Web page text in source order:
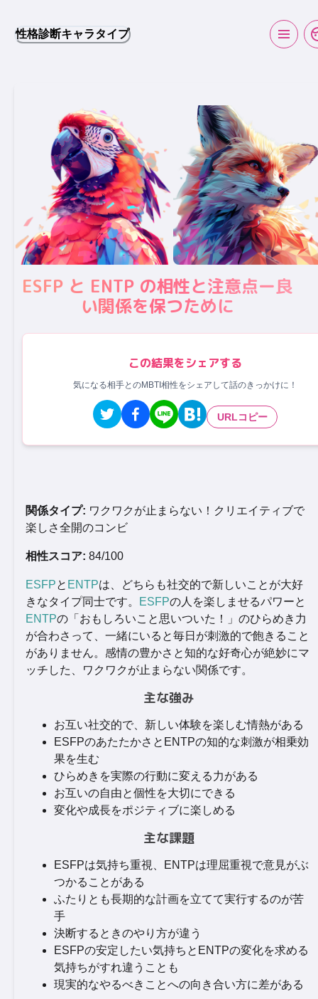
性格診断キャラタイプ
ESFP と ENTP の相性と注意点ー良
い関係を保つために
この結果をシェアする
気になる相手とのMBTI相性をシェアして話のきっかけに！
URLコピー
関係タイプ: ワクワクが止まらない！クリエイティブで
楽しさ全開のコンビ
相性スコア: 84/100
ESFPと ENTPは、どちらも社交的で新しいことが大好
きなタイプ同士です。
ESFPの人を楽しませるパワーと
ENTPの「おもしろいこと思いついた！」のひらめき力
が合わさって、一緒にいると毎日が刺激的で飽きること
がありません。感情の豊かさと知的な好奇心が絶妙にマ
ッチした、ワクワクが止まらない関係です。
主な強み
お互い社交的で、新しい体験を楽しむ情熱がある
ESFPのあたたかさとENTPの知的な刺激が相乗効
果を生む
ひらめきを実際の行動に変える力がある
お互いの自由と個性を大切にできる
変化や成長をポジティブに楽しめる
主な課題
ESFPは気持ち重視、ENTPは理屈重視で意見がぶ
つかることがある
ふたりとも長期的な計画を立てて実行するのが苦
手
決断するときのやり方が違う
ESFPの安定したい気持ちとENTPの変化を求める
気持ちがすれ違うことも
現実的なやるべきことへの向き合い方に差がある